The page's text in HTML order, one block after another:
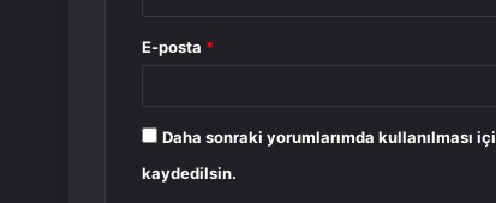
E-posta *
Daha sonraki yorumlarımda kullanılması
kaydedilsin.